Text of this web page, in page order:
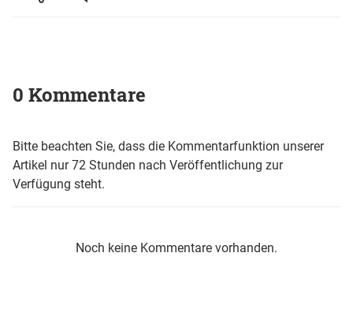
0 Kommentare
Bitte beachten Sie, dass die Kommentarfunktion unserer
Artikel nur 72 Stunden nach Veröffentlichung zur
Verfügung steht.
Noch keine Kommentare vorhanden.